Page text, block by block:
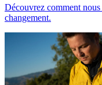
Découvrez comment
changement.